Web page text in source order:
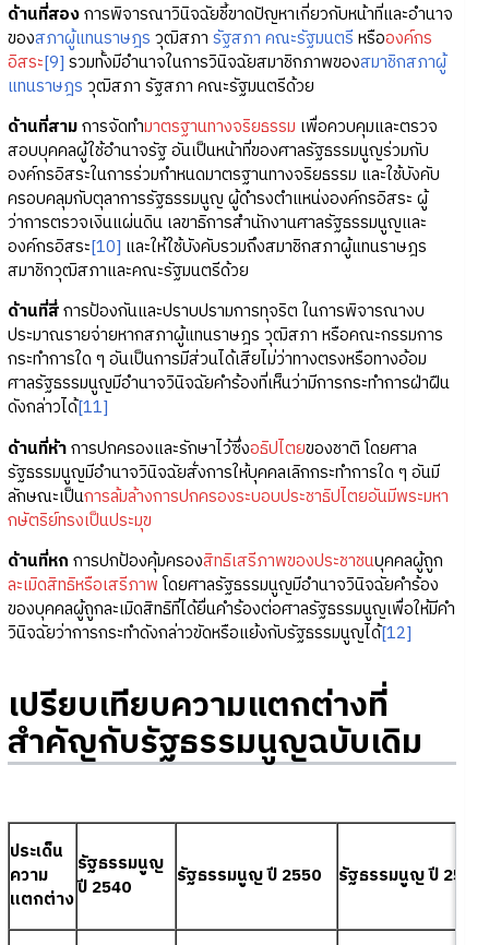
ด้านที่สองการพิจารณาวินิจฉัยชี้ขาดปัญหาเกี่ยวกับหน้าที่และอำนาจ
ของสภาผู้แทนราษฎร วุฒิสภา รัฐสภา คณะรัฐมนตรี หรือองค์กร
อิสระ[9] รวมทั้งมีอำนาจในการวินิจฉัยสมาชิกภาพของสมาชิกสภาผู้
แทนราษฎร วุฒิสภา รัฐสภา คณะรัฐมนตรีด้วย
ด้านที่สามการจัดทำมาตรฐานทางจริยธรรม เพื่อควบคุมและตรวจ
สอบบุคคลผู้ใช้อำนาจรัฐ อันเป็นหน้าที่ของศาลรัฐธรรมนูญร่วมกับ
องค์กรอิสระในการร่วมกำหนดมาตรฐานทางจริยธรรม และใช้บังคับ
ครอบคลุมกับตุลาการรัฐธรรมนูญ ผู้ดำรงตำแหน่งองค์กรอิสระ ผู้
ว่าการตรวจเงินแผ่นดิน เลขาธิการสำนักงานศาลรัฐธรรมนูญและ
องค์กรอิสระ[10] และให้ใช้บังคับรวมถึงสมาชิกสภาผู้แทนราษฎร
สมาชิกวุฒิสภาและคณะรัฐมนตรีด้วย
ด้านที่สี่การป้องกันและปราบปรามการทุจริต ในการพิจารณางบ
ประมาณรายจ่ายหากสภาผู้แทนราษฎร วุฒิสภา หรือคณะกรรมการ
กระทำการใด ๆ อันเป็นการมีส่วนได้เสียไม่ว่าทางตรงหรือทางอ้อม
ศาลรัฐธรรมนูญมีอำนาจวินิจฉัยคำร้องที่เห็นว่ามีการกระทำการฝ่าฝืน
ดังกล่าวได้[11]
ด้านที่ห้าการปกครองและรักษาไว้ซึ่งอธิปไตยของชาติ โดยศาล
รัฐธรรมนูญมีอำนาจวินิจฉัยสั่งการให้บุคคลเลิกกระทำการใด ๆ อันมี
ลักษณะเป็นการล้มล้างการปกครองระบอบประชาธิปไตยอันมีพระมหา
กษัตริย์ทรงเป็นประมุข
ด้านที่หก การปกป้องคุ้มครองสิทธิเสรีภาพของประชาชนบุคคลผู้ถูก
ละเมิดสิทธิหรือเสรีภาพโดยศาลรัฐธรรมนูญมีอำนาจวินิจฉัยคำร้อง
ของบุคคลผู้ถูกละเมิดสิทธิที่ได้ยื่นคำร้องต่อศาลรัฐธรรมนูญเพื่อให้มีคำ
วินิจฉัยว่าการกระทำดังกล่าวขัดหรือแย้งกับรัฐธรรมนูญได้[12]
เปรียบเทียบความแตกต่างที่
สำคัญกับรัฐธรรมนูญฉบับเดิม
ประเด็น
ความ
แตกต่าง
รัฐธรรมนูญ
ปี 2540
รัฐธรรมนูญ ปี 2550 รัฐธรรมนูญ ปี 2560